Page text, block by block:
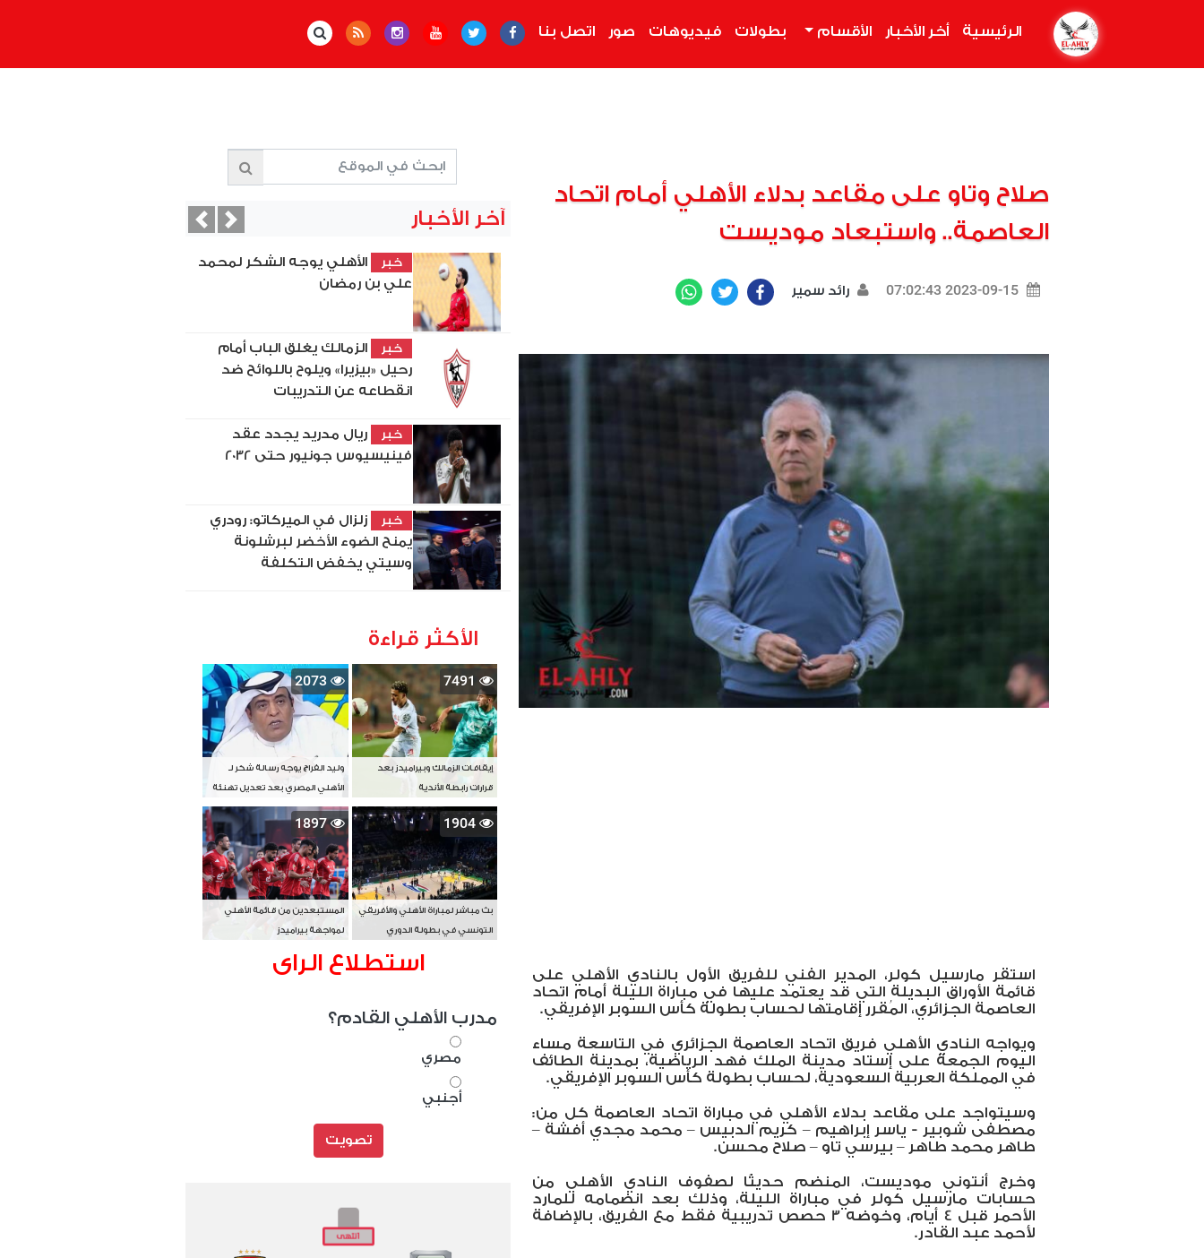
الرئيسية أخر الأخبار الأقسام بطولات فيديوهات صور اتصل بنا
صلاح وتاو على مقاعد بدلاء الأهلي أمام اتحاد
العاصمة.. واستبعاد موديست
2023-09-15 07:02:43 رائد سمير Facebook
Twitter
استقر مارسيل كولر، المدير الفني للفريق الأول بالنادي الأهلي على
قائمة الأوراق البديلة التي قد يعتمد عليها في مباراة الليلة أمام اتحاد
العاصمة الجزائري، المُقرر إقامتها لحساب بطولة كأس السوبر الإفريقي.
ويواجه النادي الأهلي فريق اتحاد العاصمة الجزائري في التاسعة مساء
اليوم الجمعة على إستاد مدينة الملك فهد الرياضية، بمدينة الطائف
في المملكة العربية السعودية، لحساب بطولة كأس السوبر الإفريقي.
وسيتواجد على مقاعد بدلاء الأهلي في مباراة اتحاد العاصمة كل من:
مصطفى شوبير - ياسر إبراهيم – كريم الدبيس – محمد مجدي أفشة –
طاهر محمد طاهر – بيرسي تاو – صلاح محسن.
وخرج أنتوني موديست، المنضم حديثًا لصفوف النادي الأهلي من
حسابات مارسيل كولر في مباراة الليلة، وذلك بعد انضمامه للمارد
الأحمر قبل 4 أيام، وخوضه 3 حصص تدريبية فقط مع الفريق، بالإضافة
لأحمد عبد القادر.
آخر الأخبار
خبر
الأهلي يوجه الشكر لمحمد
علي بن رمضان
خبر
الزمالك يغلق الباب أمام
رحيل «بيزيرا» ويلوح باللوائح ضد
انقطاعه عن التدريبات
خبر
ريال مدريد يجدد عقد
فينيسيوس جونيور حتى 2032
خبر
زلزال في الميركاتو: رودري
يمنح الضوء الأخضر لبرشلونة
وسيتي يخفض التكلفة
PreviousNext
الأكثر قراءة
7491
إيقافات الزمالك وبيراميدز بعد
قرارات رابطة الأندية
2073
وليد الفراج يوجه رسالة شكر لـ
الأهلي المصري بعد تعديل تهنئة
بطل آسيا
1904
بث مباشر لمباراة الأهلي والأفريقي
التونسي في بطولة الدوري
1897
المستبعدين من قائمة الأهلي
لمواجهة بيراميدز
استطلاع الراى
مدرب الأهلي القادم؟
مصري
أجنبي
تصويت